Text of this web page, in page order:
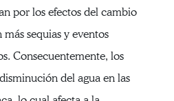
por los efectos del cambio
sequias y eventos
Consecuentemente, los
del agua en las